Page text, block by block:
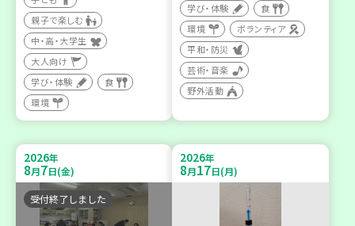
親子で楽しむ
中・高・大学生
大人向け
学び・体験
食
環境
学び・体験
食
環境
ボランティア
平和・防災
芸術・音楽
野外活動
2026年
8月7日(金)
受付終了しました
2026年
8月17日(月)